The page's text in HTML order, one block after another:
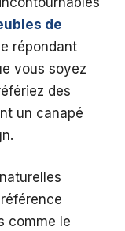
de
répondant
vous soyez
des
un canapé
comme le